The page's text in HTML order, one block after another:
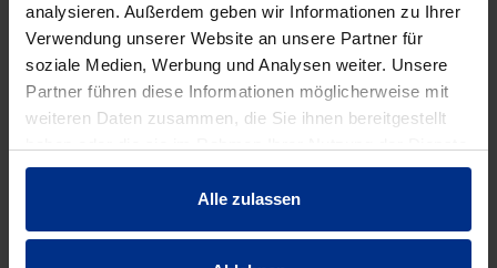
analysieren. Außerdem geben wir Informationen zu Ihrer
Verwendung unserer Website an unsere Partner für
soziale Medien, Werbung und Analysen weiter. Unsere
Partner führen diese Informationen möglicherweise mit
weiteren Daten zusammen, die Sie ihnen bereitgestellt
gesammelt haben.
Alle zulassen
PRODUKTBESCHREIBUNG
AUSSCHREIBUNGSTEXTE